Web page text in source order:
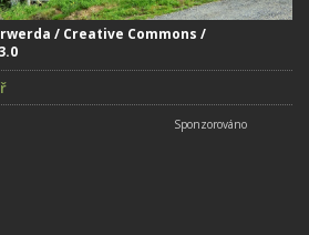
/ Creative Commons /